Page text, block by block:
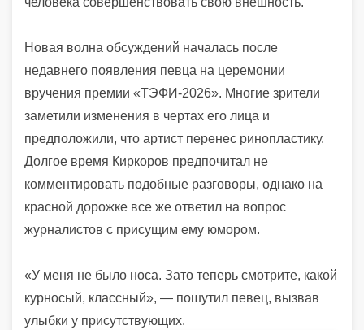
Новая волна обсуждений началась после
недавнего появления певца на церемонии
вручения премии «ТЭФИ-2026». Многие зрители
заметили изменения в чертах его лица и
предположили, что артист перенес ринопластику.
Долгое время Киркоров предпочитал не
комментировать подобные разговоры, однако на
красной дорожке все же ответил на вопрос
журналистов с присущим ему юмором.
«У меня не было носа. Зато теперь смотрите, какой
курносый, классный», — пошутил певец, вызвав
улыбки у присутствующих.